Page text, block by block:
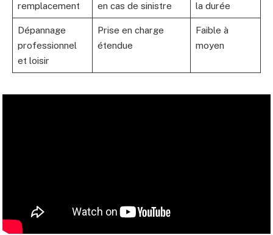
remplacement
en cas de sinistre
la durée
Dépannage
professionnel
et loisir
Prise en charge
étendue
Faible à
moyen